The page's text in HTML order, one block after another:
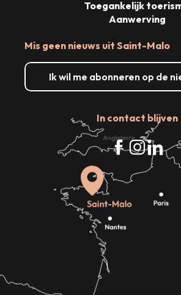
Mis geen nieuws uit Saint-Malo
Ik wil me abonneren op de
In contact blijven
Toegankelijk
Aanwerving